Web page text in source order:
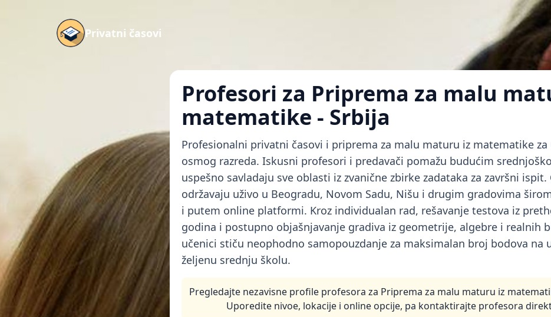
Privatni časovi
Profesori za Priprema za malu
matematike - Srbija
Profesionalni privatni časovi i priprema za malu maturu iz matematike za
osmog razreda. Iskusni profesori i predavači pomažu budućim
uspešno savladaju sve oblasti iz zvanične zbirke zadataka za završni ispit.
održavaju uživo u Beogradu, Novom Sadu, Nišu i drugim gradovima
i putem online platformi. Kroz individualan rad, rešavanje testova iz
godina i postupno objašnjavanje gradiva iz geometrije, algebre i realnih
učenici stiču neophodno samopouzdanje za maksimalan broj bodova na
željenu srednju školu.
Pregledajte nezavisne profile profesora za Priprema za malu maturu iz
Uporedite nivoe, lokacije i online opcije, pa kontaktirajte profesora